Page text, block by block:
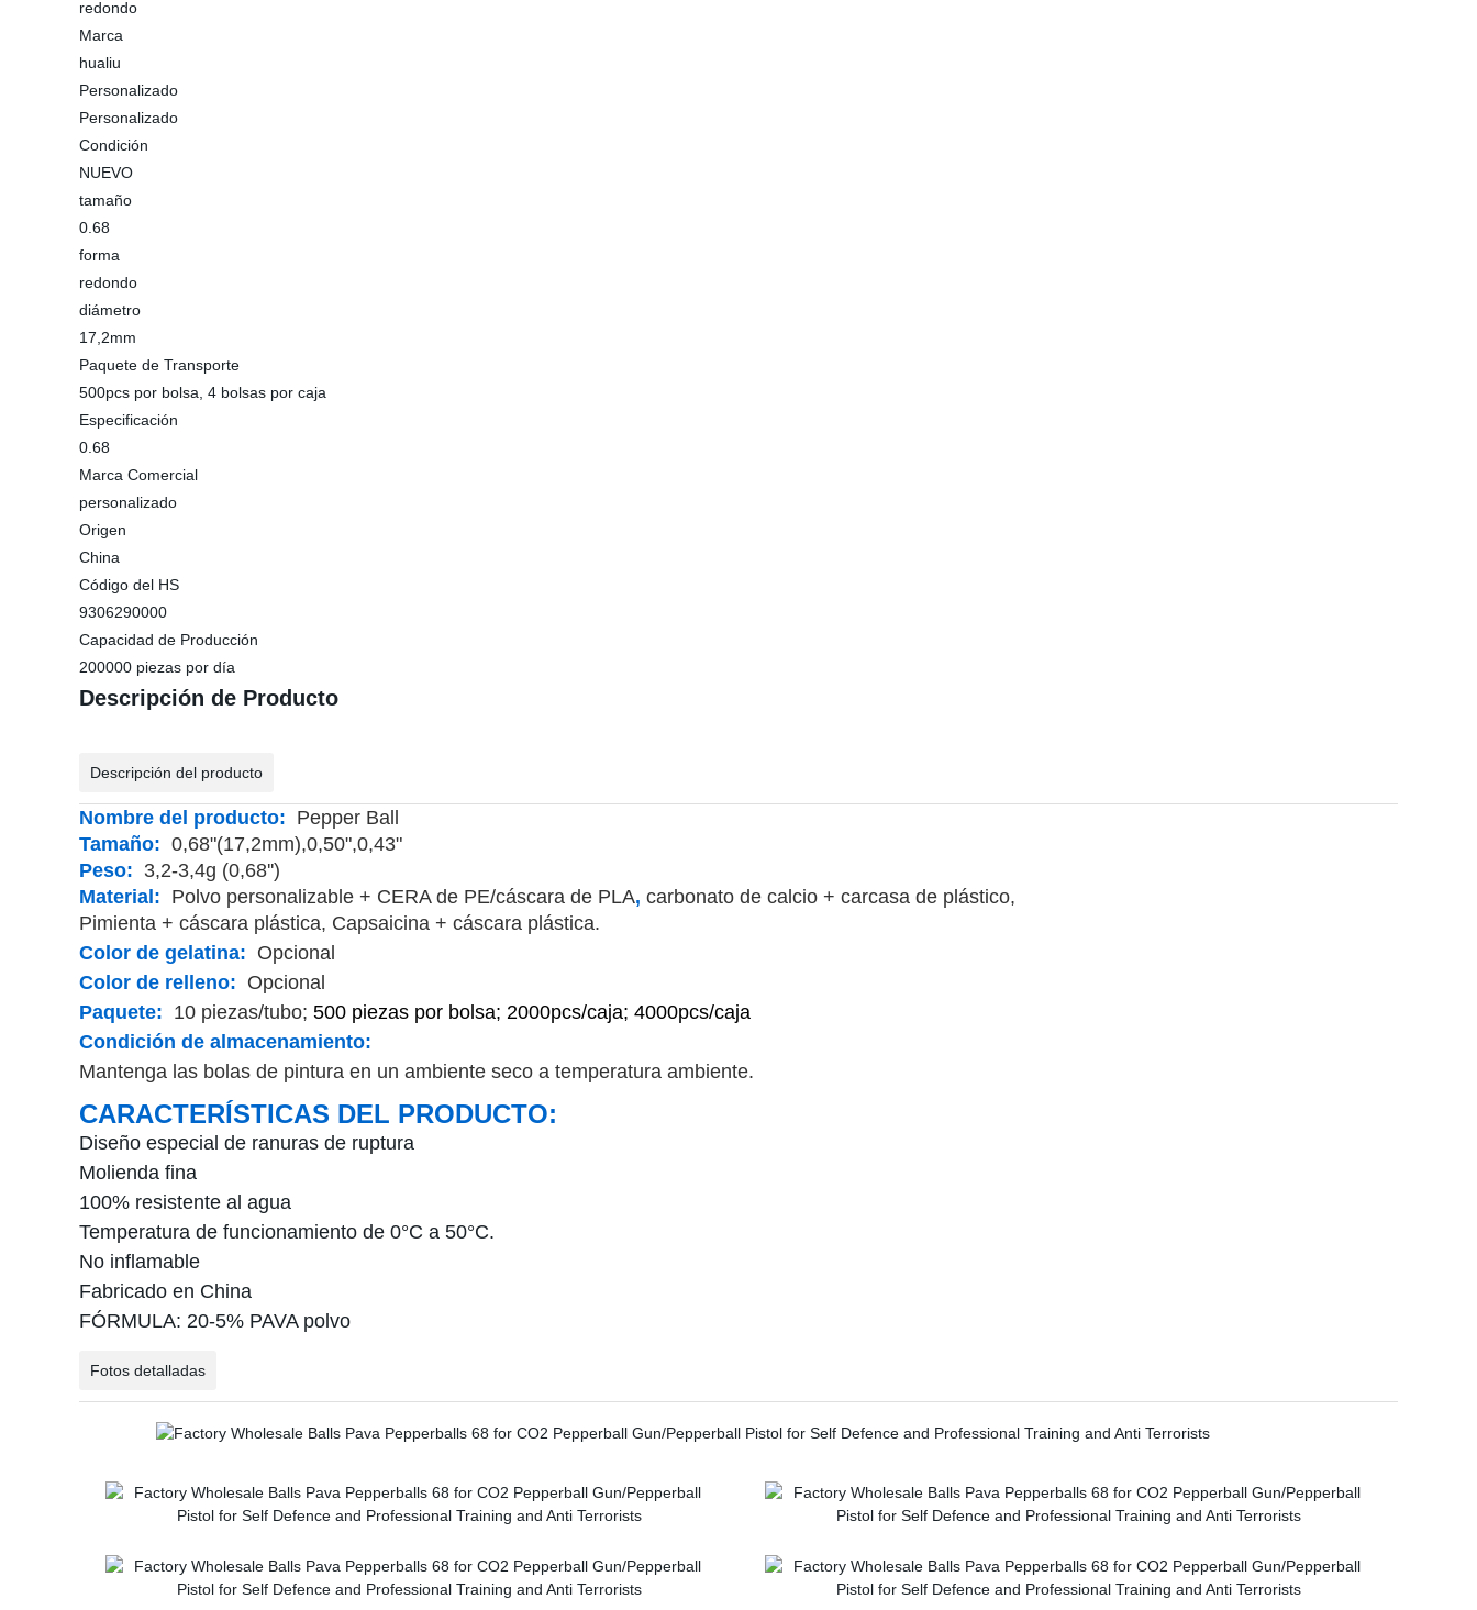
redondo
Marca
hualiu
Personalizado
Personalizado
Condición
NUEVO
tamaño
0.68
forma
redondo
diámetro
17,2mm
Paquete de Transporte
500pcs por bolsa, 4 bolsas por caja
Especificación
0.68
Marca Comercial
personalizado
Origen
China
Código del HS
9306290000
Capacidad de Producción
200000 piezas por día
Descripción de Producto
Descripción del producto
Nombre del producto: Pepper Ball
Tamaño: 0,68"(17,2mm),0,50",0,43"
Peso: 3,2-3,4g (0,68'')
Material: Polvo personalizable + CERA de PE/cáscara de PLA, carbonato de calcio + carcasa de plástico,
Pimienta + cáscara plástica, Capsaicina + cáscara plástica.
Color de gelatina: Opcional
Color de relleno: Opcional
Paquete: 10 piezas/tubo; 500 piezas por bolsa; 2000pcs/caja; 4000pcs/caja
Condición de almacenamiento:
Mantenga las bolas de pintura en un ambiente seco a temperatura ambiente.
CARACTERÍSTICAS DEL PRODUCTO:
Diseño especial de ranuras de ruptura
Molienda fina
100% resistente al agua
Temperatura de funcionamiento de 0°C a 50°C.
No inflamable
Fabricado en China
FÓRMULA: 20-5% PAVA polvo
Fotos detalladas